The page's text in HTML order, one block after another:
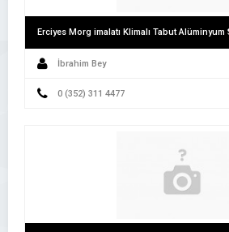
İbrahim Bey
0 (352) 311 4477